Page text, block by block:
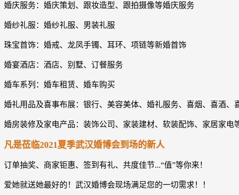
婚庆服务：婚庆策划、跟妆造型、跟拍摄像等婚庆服务
婚纱礼服：婚纱礼服、男装礼服
珠宝首饰：婚戒、龙凤手镯、耳环、项链等新婚首饰
婚宴酒店：酒店、别墅、订餐服务
婚车系列：婚车租赁、婚车购买
婚礼用品及喜事布展：银行、美容美体、婚礼服务、喜烟、喜酒、
婚房装修及家电产品：装饰公司、家装建材、软装配饰、家居家电
凡是莅临2021夏季武汉婚博会到场的新人
订单抽奖、商家钜惠、签到有礼、共度佳节...“值”等你来！
爱她就送她最好的！武汉婚博会现场满足您的一切需求！！